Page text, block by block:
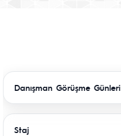
Danışman Görüşme Günleri
Staj